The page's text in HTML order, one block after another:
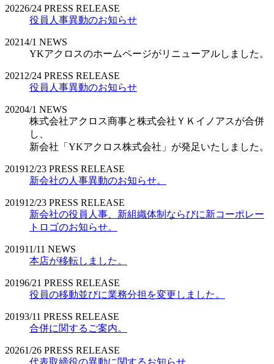
20226/24 PRESS RELEASE
役員人事異動のお知らせ
20214/1 NEWS
YKアクロスのホームページがリニューアルしました。
2021 2/24 PRESS RELEASE
役員人事異動のお知らせ
20204/1 NEWS
株式会社アクロス商事と株式会社ＹＫイノアスが合併
し、
新会社「YKアクロス株式会社」が発足いたしました。
201912/23 PRESS RELEASE
新会社の人事異動のお知らせ。
201912/23 PRESS RELEASE
新会社の役員人事、新組織体制ならびに新コーポレー
トロゴのお知らせ。
201911/11 NEWS
本店が移転しました。
20196/21 PRESS RELEASE
役員の移動並びに業務分担を変更しました。
20193/11 PRESS RELEASE
合併に関するご案内。
20261/26 PRESS RELEASE
代表取締役の異動に関するお知らせ